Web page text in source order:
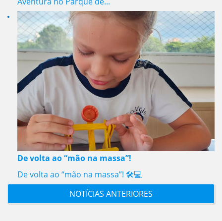
De volta ao “mão na massa”!
De volta ao “mão na massa”! 🛠️💻
NOTÍCIAS ANTERIORES